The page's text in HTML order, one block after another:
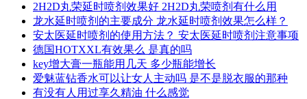
2H2D丸荣延时喷剂效果好 2H2D丸荣喷剂有什么用
龙水延时喷剂的主要成分 龙水延时喷剂效果怎么样？
安太医延时喷剂的使用方法？ 安太医延时喷剂注意事项
德国HOTXXL有效果么 是真的吗
key增大膏一瓶能用几天 多少瓶能增长
爱魅蓝钻香水可以让女人主动吗 是不是脱衣服的那种
有没有人用过享久精油 什么感觉